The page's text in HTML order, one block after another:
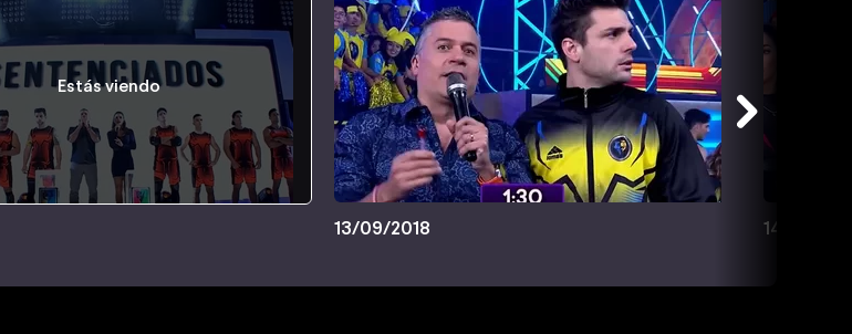
Estás viendo
13/09/2018 14/09/